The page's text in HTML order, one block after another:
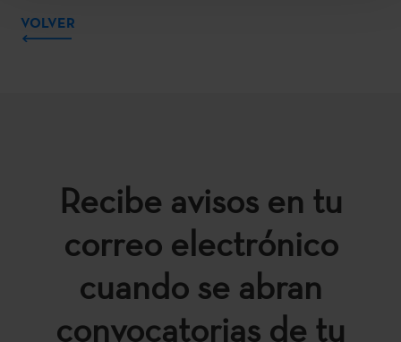
VOLVER
Recibe avisos en tu
correo electrónico
cuando se abran
convocatorias de tu